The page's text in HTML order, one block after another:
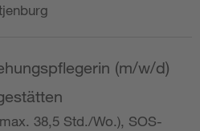
(m/w/d)
38,5 Std./Wo.), SOS-